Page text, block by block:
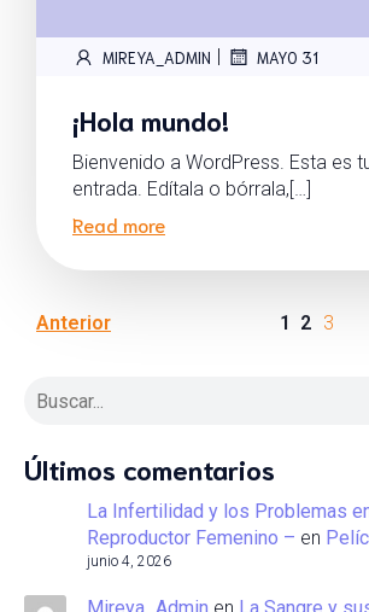
MIREYA_ADMIN | MAYO 31
¡Hola mundo!
Bienvenido a WordPress. Esta es
entrada. Edítala o bórrala,[…]
Read more
Anterior 1 2 3
Últimos comentarios
La Infertilidad y los Problemas
Reproductor Femenino – en
junio 4, 2026